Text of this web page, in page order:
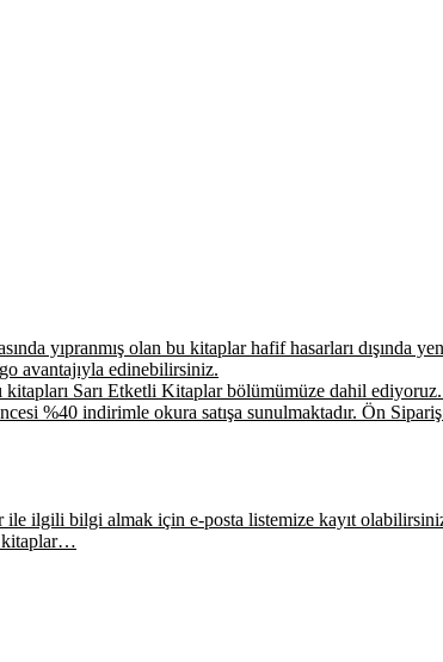
yıpranmış olan bu kitaplar hafif hasarları dışında
avantajıyla edinebilirsiniz.
kitapları Sarı Etketli Kitaplar bölümümüze dahil
%40 indirimle okura satışa sunulmaktadır. Ön
ile ilgili bilgi almak için e-posta listemize kayıt
kitaplar…